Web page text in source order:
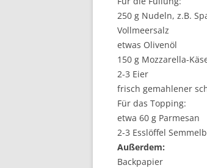
250 g Nudeln, z.B.
Vollmeersalz
etwas Olivenöl
150 g Mozzarella-
2-3 Eier
frisch gemahlener
Für das Topping:
etwa 60 g Parmesan
2-3 Esslöffel
Außerdem:
Backpapier